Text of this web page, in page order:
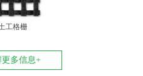
工格栅
更多信息+